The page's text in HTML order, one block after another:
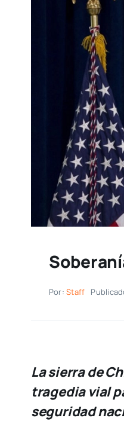
Por:Staff
La sierra de
tragedia vial
seguridad